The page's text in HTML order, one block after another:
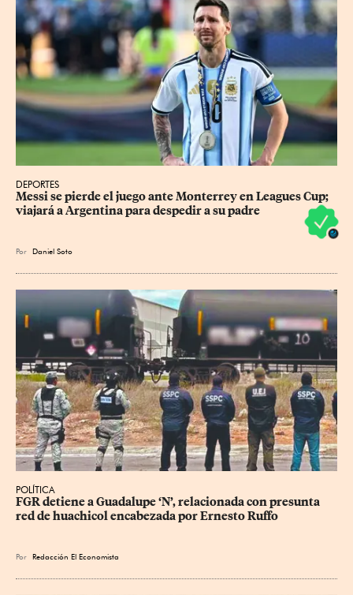
DEPORTES
Messi se pierde el juego ante Monterrey en Leagues Cup;
viajará a Argentina para despedir a su padre
Por Daniel Soto
POLÍTICA
FGR detiene a Guadalupe ‘N’, relacionada con presunta
red de huachicol encabezada por Ernesto Ruffo
Por Redacción El Economista